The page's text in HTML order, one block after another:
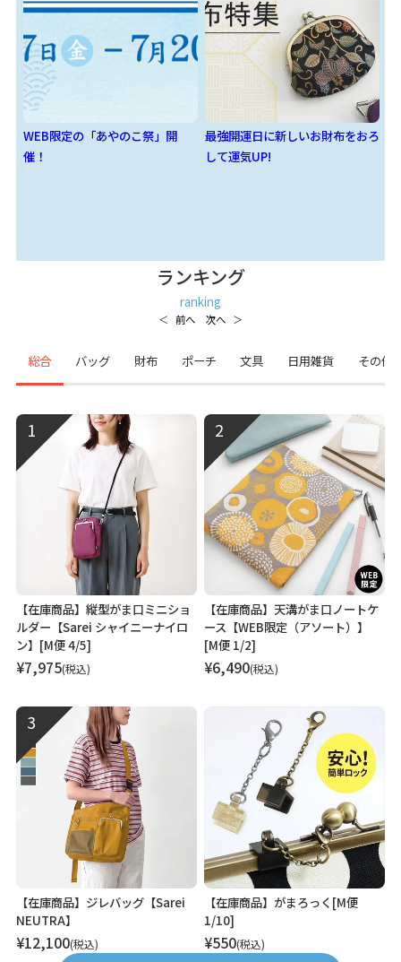
WEB限定の「あやのこ祭」開
催！
最強開運日に新しいお財布をおろ
して運気UP!
ランキング
ranking
総合 バッグ 財布 ポーチ 文具 日用雑貨 その他
【在庫商品】縦型がま口ミニショ
ルダー【Sarei シャイニーナイロ
ン】[M便 4/5]
¥7,975 税込
【在庫商品】天溝がま口ノートケ
ース【WEB限定（アソート）】
[M便 1/2]
¥6,490 税込
【在庫商品】ジレバッグ【Sarei
NEUTRA】
¥12,100 税込
【在庫商品】がまろっく[M便
1/10]
¥550 税込